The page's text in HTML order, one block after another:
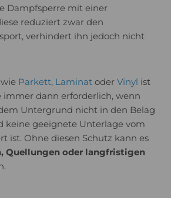
Dampfsperre mit einer
reduziert zwar den
verhindert ihn jedoch nicht
Parkett, Laminat oder Vinyl ist
immer dann erforderlich, wenn
Untergrund nicht in den Belag
keine geeignete Unterlage vom
ist. Ohne diesen Schutz kann es
Quellungen oder langfristigen